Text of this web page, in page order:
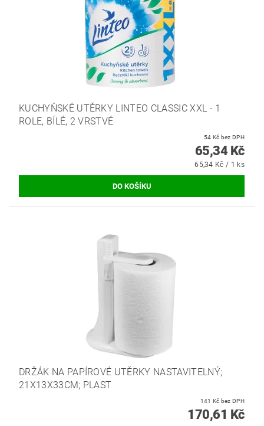
KUCHYŇSKÉ UTĚRKY LINTEO CLASSIC XXL - 1
ROLE, BÍLÉ, 2 VRSTVÉ
54 Kč bez DPH
65,34 Kč
65,34 Kč / 1 ks
DRŽÁK NA PAPÍROVÉ UTĚRKY NASTAVITELNÝ;
21X13X33CM; PLAST
141 Kč bez DPH
170,61 Kč